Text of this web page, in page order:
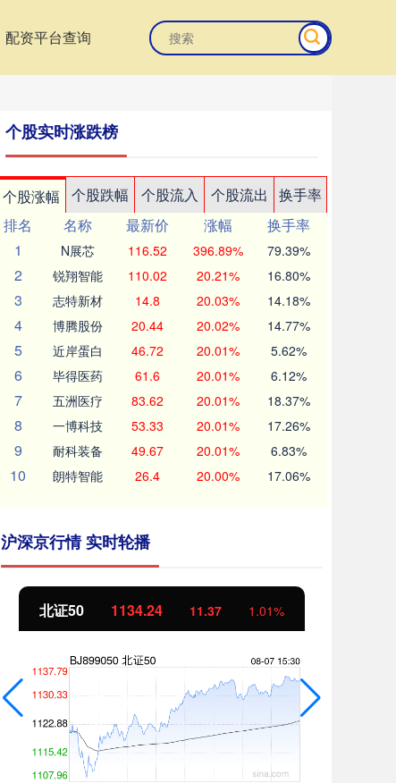
配资平台查询
个股实时涨跌榜
个股涨幅 个股跌幅 个股流入 个股流出
换手率
排名
名称 最新价 涨幅
换手率
1
N展芯 116.52 396.89% 79.39%
2 锐翔智能 110.02 20.21% 16.80%
3 志特新材 14.8 20.03% 14.18%
4 博腾股份 20.44 20.02% 14.77%
5 近岸蛋白 46.72 20.01% 5.62%
6 毕得医药 61.6 20.01% 6.12%
7 五洲医疗 83.62 20.01% 18.37%
8 一博科技 53.33 20.01% 17.26%
9 耐科装备 49.67 20.01% 6.83%
10 朗特智能 26.4 20.00% 17.06%
沪深京行情 实时轮播
北证50 1134.24 11.37 1.01%